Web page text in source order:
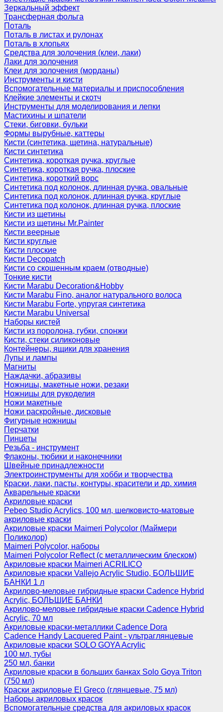
Зеркальный эффект
Трансферная фольга
Поталь
Поталь в листах и рулонах
Поталь в хлопьях
Средства для золочения (клеи, лаки)
Лаки для золочения
Клеи для золочения (морданы)
Инструменты и кисти
Вспомогательные материалы и приспособления
Клейкие элементы и скотч
Инструменты для моделирования и лепки
Мастихины и шпатели
Стеки, биговки, бульки
Формы вырубные, каттеры
Кисти (синтетика, щетина, натуральные)
Кисти синтетика
Синтетика, короткая ручка, круглые
Синтетика, короткая ручка, плоские
Синтетика, короткий ворс
Синтетика под колонок, длинная ручка, овальные
Синтетика под колонок, длинная ручка, круглые
Синтетика под колонок, длинная ручка, плоские
Кисти из щетины
Кисти из щетины Mr.Painter
Кисти веерные
Кисти круглые
Кисти плоские
Кисти Decopatch
Кисти со скошенным краем (отводные)
Тонкие кисти
Кисти Marabu Decoration&Hobby
Кисти Marabu Fino, аналог натурального волоса
Кисти Marabu Forte, упругая синтетика
Кисти Marabu Universal
Наборы кистей
Кисти из поролона, губки, спонжи
Кисти, стеки силиконовые
Контейнеры, ящики для хранения
Лупы и лампы
Магниты
Наждачки, абразивы
Ножницы, макетные ножи, резаки
Ножницы для рукоделия
Ножи макетные
Ножи раскройные, дисковые
Фигурные ножницы
Перчатки
Пинцеты
Резьба - инструмент
Флаконы, тюбики и наконечники
Швейные принадлежности
Электроинструменты для хобби и творчества
Краски, лаки, пасты, контуры, красители и др. химия
Акварельные краски
Акриловые краски
Pebeo Studio Acrylics, 100 мл, шелковисто-матовые
акриловые краски
Акриловые краски Maimeri Polycolor (Маймери
Поликолор)
Maimeri Polycolor, наборы
Maimeri Polycolor Reflect (с металлическим блеском)
Акриловые краски Maimeri ACRILICO
Акриловые краски Vallejo Acrylic Studio, БОЛЬШИЕ
БАНКИ 1 л
Акрилово-меловые гибридные краски Cadence Hybrid
Acrylic, БОЛЬШИЕ БАНКИ
Акрилово-меловые гибридные краски Cadence Hybrid
Acrylic, 70 мл
Акриловые краски-металлики Cadence Dora
Cadence Handy Lacquered Paint - ультраглянцевые
Акриловые краски SOLO GOYA Acrylic
100 мл, тубы
250 мл, банки
Акриловые краски в больших банках Solo Goya Triton
(750 мл)
Краски акриловые El Greco (глянцевые, 75 мл)
Наборы акриловых красок
Вспомогательные средства для акриловых красок